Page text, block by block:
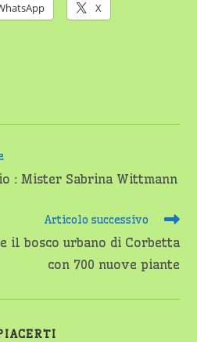
X
: Mister Sabrina Wittmann
Articolo successivo
il bosco urbano di Corbetta
con 700 nuove piante